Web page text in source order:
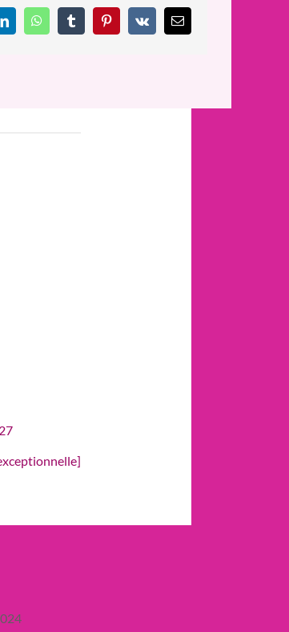
LinkedInWhatsAppTumblrPinterest
Vk Email